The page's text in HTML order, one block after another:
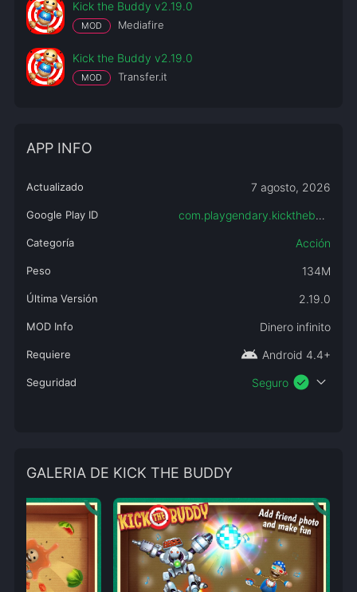
Kick the Buddy v2.19.0
MOD Mediafire
Kick the Buddy v2.19.0
MOD Transfer.it
APP INFO
Actualizado 7 agosto, 2026
Google Play ID com.playgendary.kickthebuddy
Categoría Acción
Peso 134M
Última Versión 2.19.0
MOD Info Dinero infinito
Requiere android Android 4.4+
Seguridad Seguro check_circle expand_more
GALERIA DE KICK THE BUDDY